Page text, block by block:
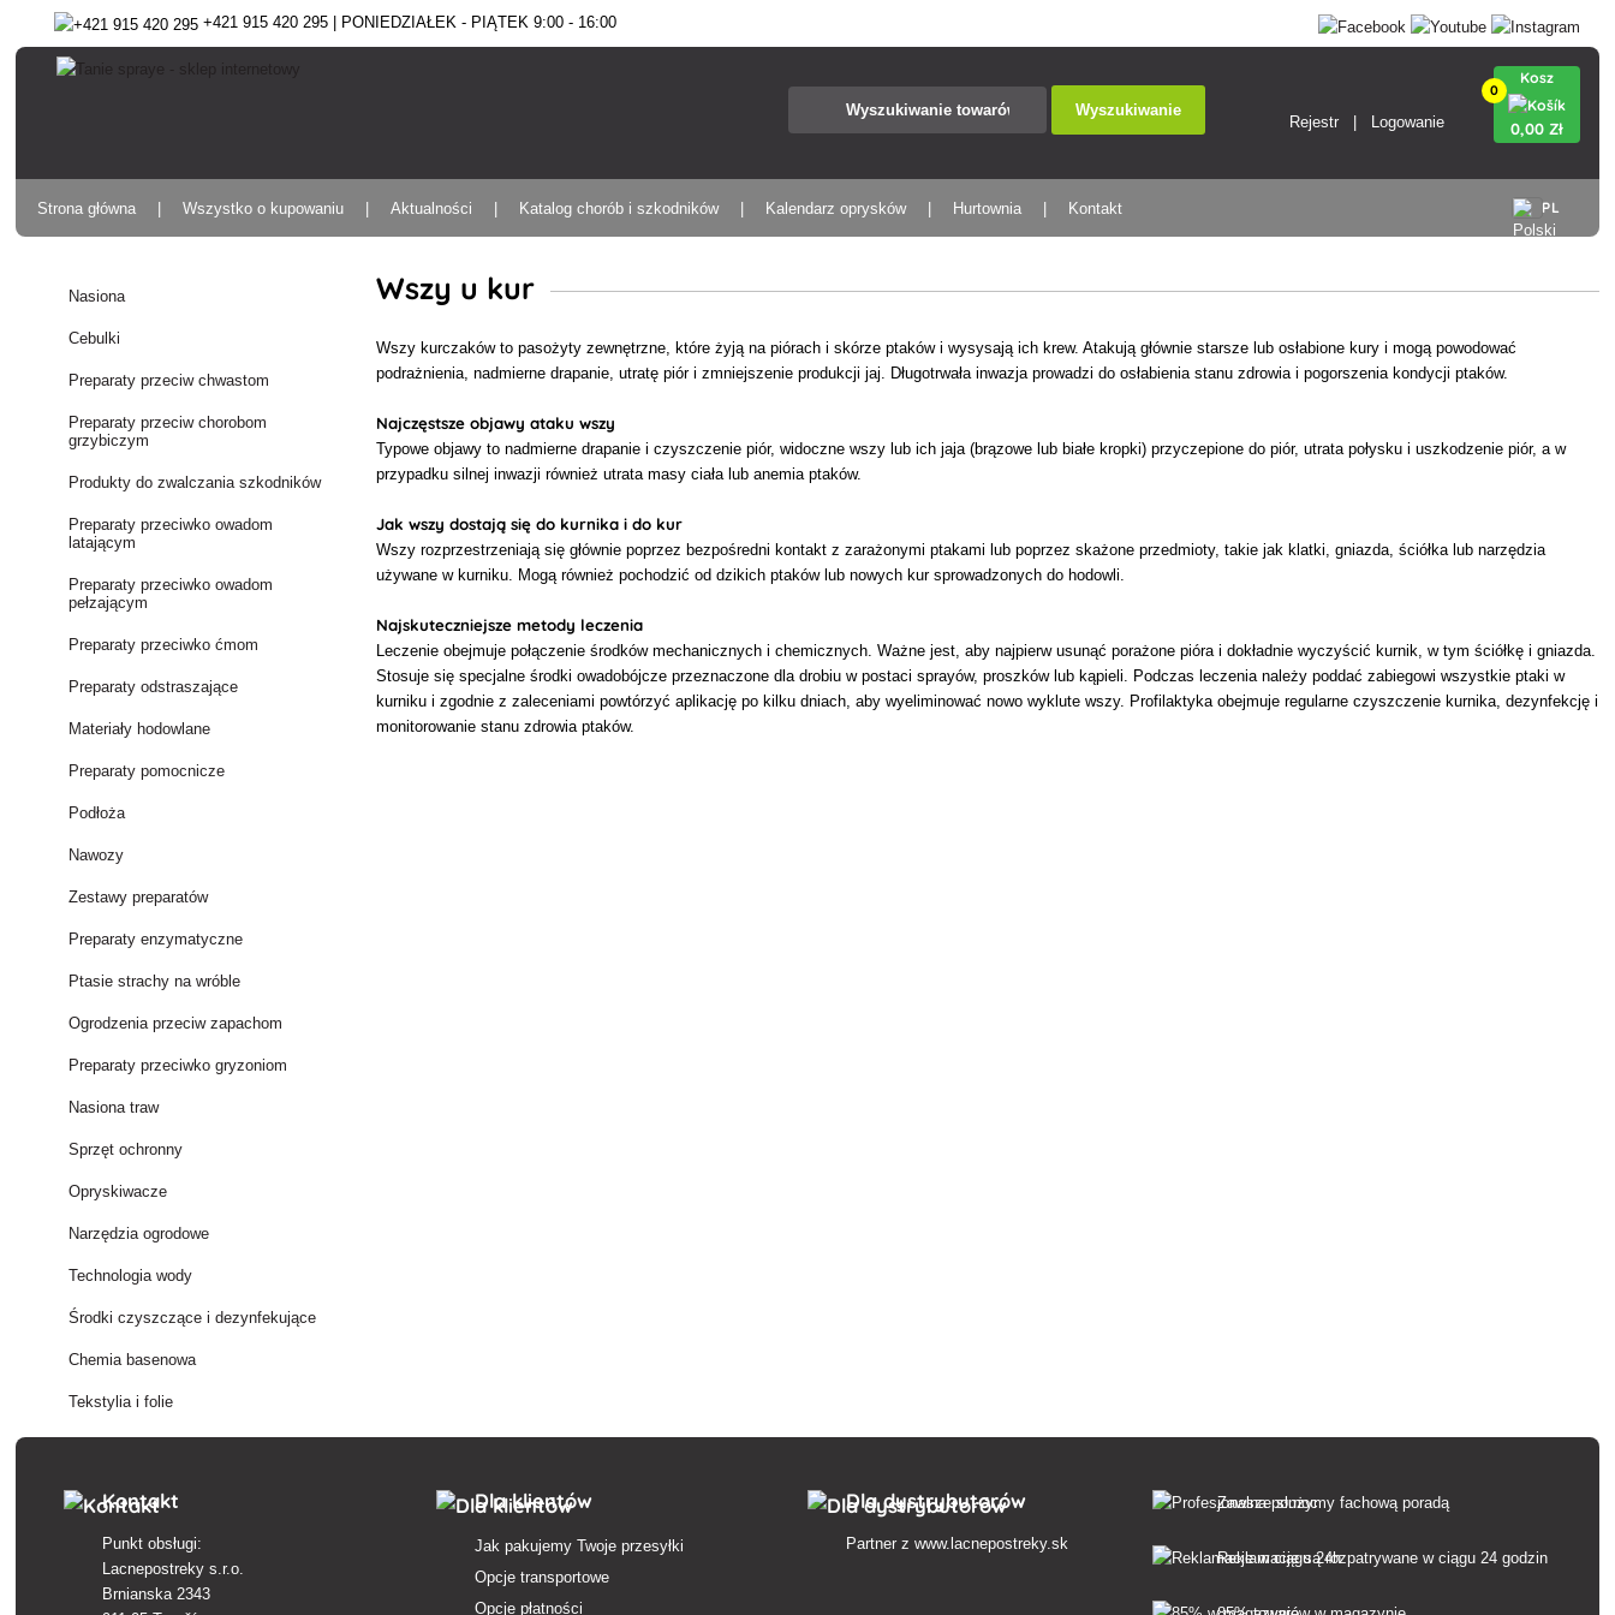
+421 915 420 295 | PONIEDZIAŁEK - PIĄTEK 9:00 - 16:00
Wyszukiwanie
Rejestr Logowanie
0
Kosz
0,00 Zł
PL
Strona główna Wszystko o kupowaniu Aktualności Katalog chorób i szkodników Kalendarz oprysków Hurtownia Kontakt
Nasiona
Cebulki
Preparaty przeciw chwastom
Preparaty przeciw chorobom
grzybiczym
Produkty do zwalczania szkodników
Preparaty przeciwko owadom
latającym
Preparaty przeciwko owadom
pełzającym
Preparaty przeciwko ćmom
Preparaty odstraszające
Materiały hodowlane
Preparaty pomocnicze
Podłoża
Nawozy
Zestawy preparatów
Preparaty enzymatyczne
Ptasie strachy na wróble
Ogrodzenia przeciw zapachom
Preparaty przeciwko gryzoniom
Nasiona traw
Sprzęt ochronny
Opryskiwacze
Narzędzia ogrodowe
Technologia wody
Środki czyszczące i dezynfekujące
Chemia basenowa
Tekstylia i folie
Wszy u kur
Wszy kurczaków to pasożyty zewnętrzne, które żyją na piórach i skórze ptaków i wysysają ich krew. Atakują głównie starsze lub osłabione kury i mogą powodować
podrażnienia, nadmierne drapanie, utratę piór i zmniejszenie produkcji jaj. Długotrwała inwazja prowadzi do osłabienia stanu zdrowia i pogorszenia kondycji ptaków.
Najczęstsze objawy ataku wszy
Typowe objawy to nadmierne drapanie i czyszczenie piór, widoczne wszy lub ich jaja (brązowe lub białe kropki) przyczepione do piór, utrata połysku i uszkodzenie piór, a w
przypadku silnej inwazji również utrata masy ciała lub anemia ptaków.
Jak wszy dostają się do kurnika i do kur
Wszy rozprzestrzeniają się głównie poprzez bezpośredni kontakt z zarażonymi ptakami lub poprzez skażone przedmioty, takie jak klatki, gniazda, ściółka lub narzędzia
używane w kurniku. Mogą również pochodzić od dzikich ptaków lub nowych kur sprowadzonych do hodowli.
Najskuteczniejsze metody leczenia
Leczenie obejmuje połączenie środków mechanicznych i chemicznych. Ważne jest, aby najpierw usunąć porażone pióra i dokładnie wyczyścić kurnik, w tym ściółkę i gniazda.
Stosuje się specjalne środki owadobójcze przeznaczone dla drobiu w postaci sprayów, proszków lub kąpieli. Podczas leczenia należy poddać zabiegowi wszystkie ptaki w
kurniku i zgodnie z zaleceniami powtórzyć aplikację po kilku dniach, aby wyeliminować nowo wyklute wszy. Profilaktyka obejmuje regularne czyszczenie kurnika, dezynfekcję i
monitorowanie stanu zdrowia ptaków.
Kontakt
Punkt obsługi:
Lacnepostreky s.r.o.
Brnianska 2343
Dla klientów
Jak pakujemy Twoje przesyłki
Opcje transportowe
Opcje płatności
Dla dystrybutorów
Partner zwww.lacnepostreky.sk
Zawsze służymy fachową poradą
Reklamacje są rozpatrywane w ciągu 24 godzin